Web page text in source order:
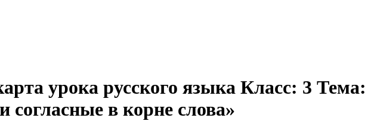
урока русского языка Класс: 3
согласные в корне слова»